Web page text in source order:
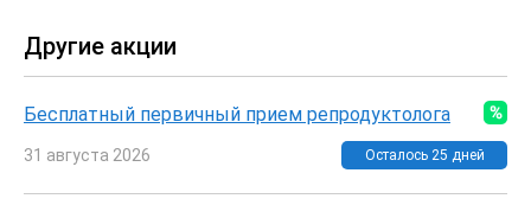
Другие акции
Бесплатный первичный прием репродуктолога
31 августа 2026 Осталось 25 дней